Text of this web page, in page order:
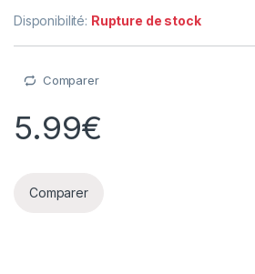
Disponibilité: Rupture de stock
Comparer
5.99€
Comparer